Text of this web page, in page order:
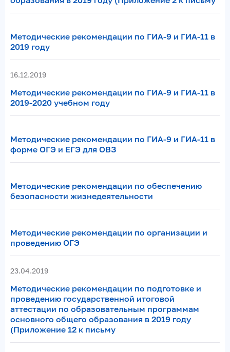
Методические рекомендации по ГИА-9 и ГИА-11 в
2019 году
16.12.2019
Методические рекомендации по ГИА-9 и ГИА-11 в
2019-2020 учебном году
Методические рекомендации по ГИА-9 и ГИА-11 в
форме ОГЭ и ЕГЭ для ОВЗ
Методические рекомендации по обеспечению
безопасности жизнедеятельности
Методические рекомендации по организации и
проведению ОГЭ
23.04.2019
Методические рекомендации по подготовке и
проведению государственной итоговой
аттестации по образовательным программам
основного общего образования в 2019 году
(Приложение 12 к письму